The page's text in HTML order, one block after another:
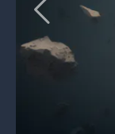
